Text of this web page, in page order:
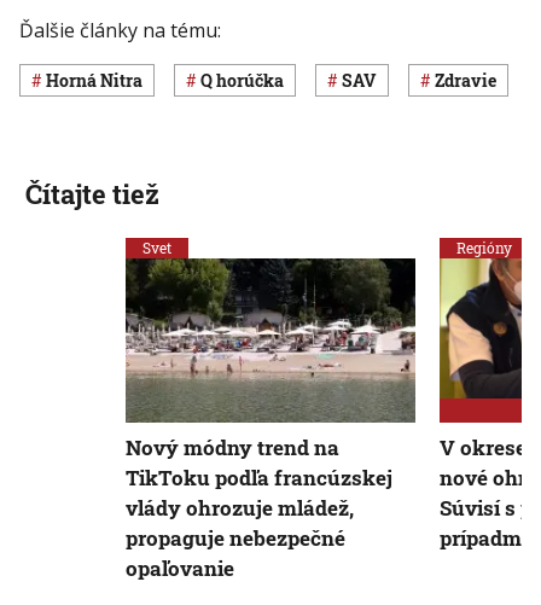
Ďalšie články na tému:
Horná Nitra q horúčka SAV Zdravie
Čítajte tiež
Svet
Nový módny trend na
TikToku podľa francúzskej
vlády ohrozuje mládež,
propaguje nebezpečné
opaľovanie
Regióny
V okrese
nové
Súvisí s
prípadmi